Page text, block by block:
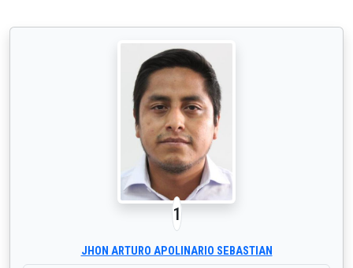
1
JHON ARTURO APOLINARIO SEBASTIAN